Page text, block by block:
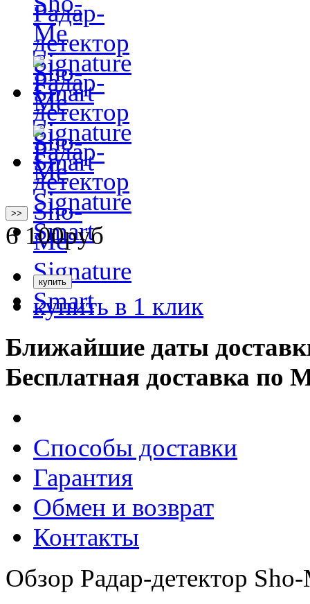
>>
6 100руб
купить в 1 клик
Ближайшие даты
Бесплатная доставка по
Способы доставки
Гарантия
Обмен и возврат
Контакты
Обзор Радар-детектор